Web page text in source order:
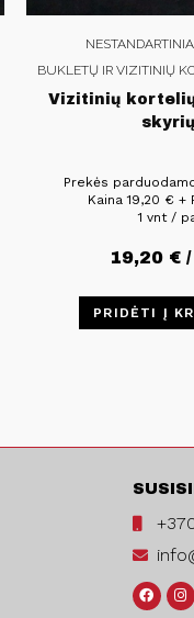
BUKLETŲ IR VIZITINIŲ
Vizitinių
Prekės
Kaina19,20 €+
1 vnt /
19,20 €
PRIDĖTI Į